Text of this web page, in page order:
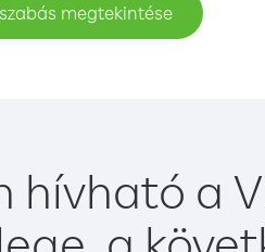
megtekintése
hívható a